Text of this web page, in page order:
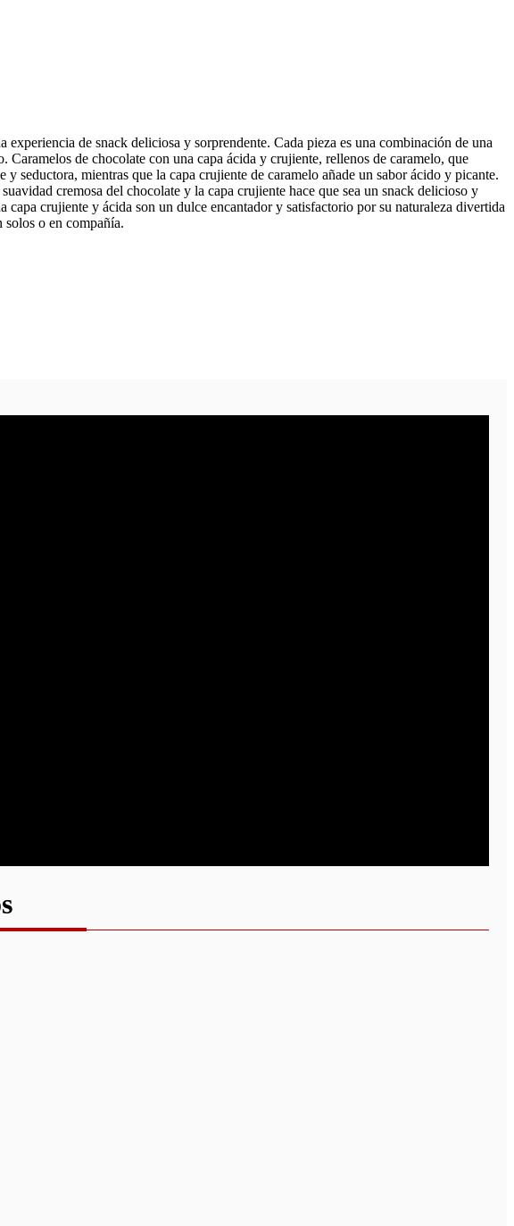
de snack deliciosa y sorprendente. Cada pieza es una combinación de una
de chocolate con una capa ácida y crujiente, rellenos de caramelo, que
seductora, mientras que la capa crujiente de caramelo añade un sabor ácido y picante.
cremosa del chocolate y la capa crujiente hace que sea un snack delicioso y
crujiente y ácida son un dulce encantador y satisfactorio por su naturaleza divertida
solos o en compañía.